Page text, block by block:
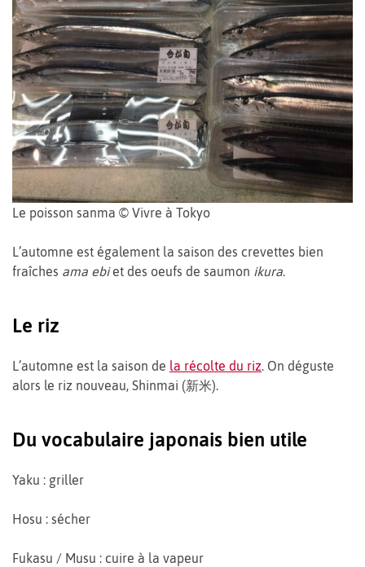
Le poisson sanma © Vivre à Tokyo
L’automne est également la saison des crevettes bien
fraîches ama ebiet des oeufs de saumon ikura.
Le riz
L’automne est la saison de la récolte du riz. On déguste
alors le riz nouveau, Shinmai (新米).
Du vocabulaire japonais bien utile
Yaku : griller
Hosu : sécher
Fukasu / Musu : cuire à la vapeur